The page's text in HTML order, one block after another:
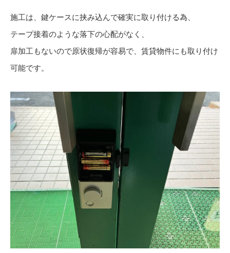
施工は、鍵ケースに挟み込んで確実に取り付ける為、
テープ接着のような落下の心配がなく、
扉加工もないので原状復帰が容易で、賃貸物件にも取り付け
可能です。